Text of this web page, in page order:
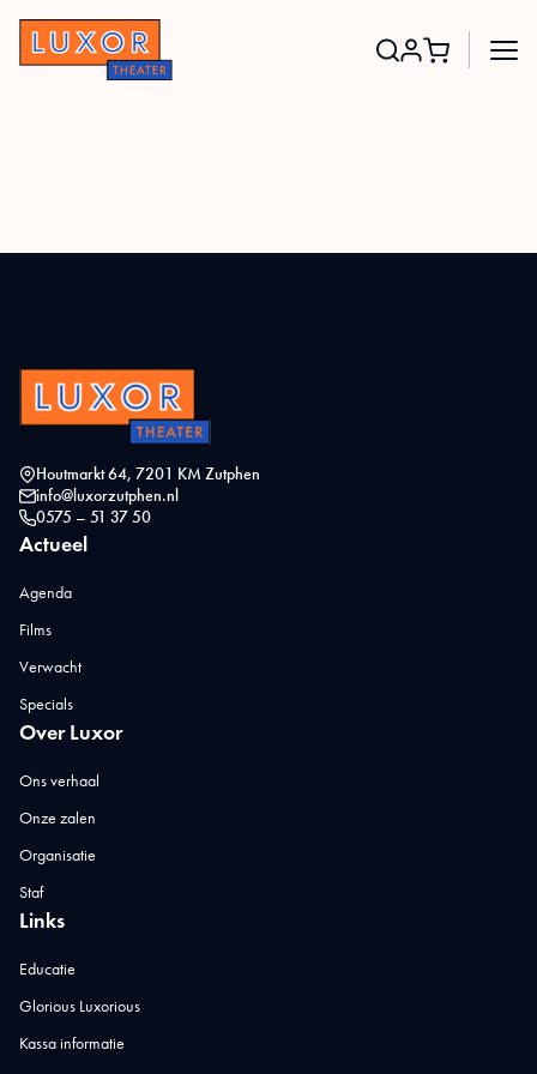
Houtmarkt 64, 7201 KM Zutphen
info@luxorzutphen.nl
0575 – 51 37 50
Actueel
Agenda
Films
Verwacht
Specials
Over Luxor
Ons verhaal
Onze zalen
Organisatie
Staf
Links
Educatie
Glorious Luxorious
Kassa informatie